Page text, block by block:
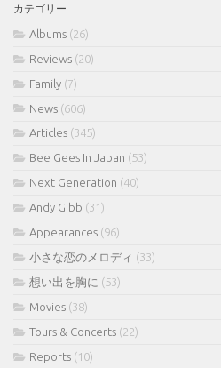
ブ
カテゴリー
Albums (26)
Reviews (20)
Family (7)
News (606)
Articles (345)
Bee Gees In Japan (53)
Next Generation (40)
Andy Gibb (31)
Appearances (96)
小さな恋のメロディ (33)
想い出を胸に (53)
Movies (38)
Tours & Concerts (22)
Reports (10)